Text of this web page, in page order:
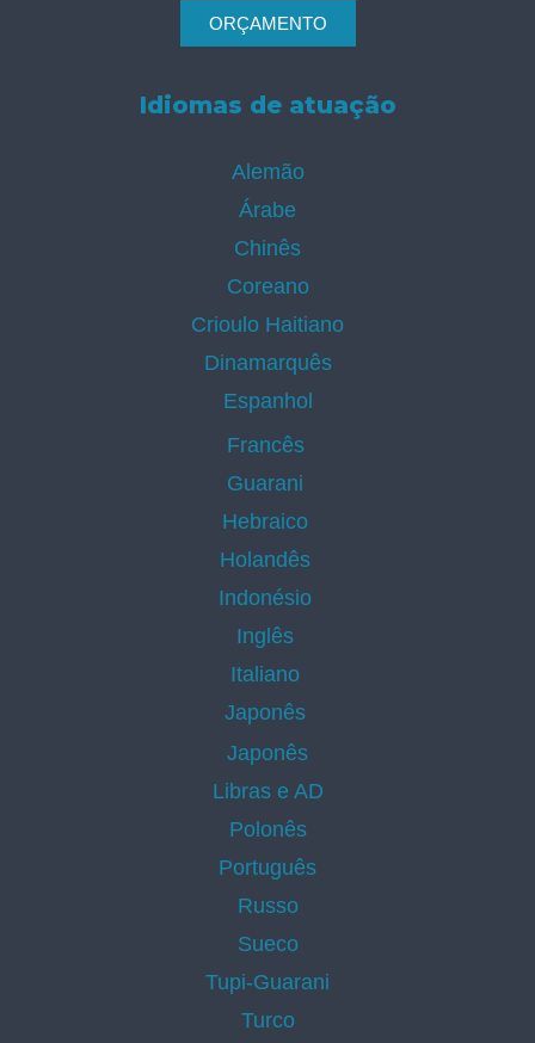
ORÇAMENTO
Idiomas de atuação
Alemão
Árabe
Chinês
Coreano
Crioulo Haitiano
Dinamarquês
Espanhol
Francês
Guarani
Hebraico
Holandês
Indonésio
Inglês
Italiano
Japonês
Japonês
Libras e AD
Polonês
Português
Russo
Sueco
Tupi-Guarani
Turco